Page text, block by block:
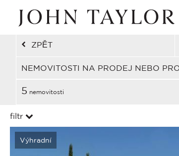
ZPĚT
NEMOVITOSTI NA PRODEJ NEBO
5 nemovitosti
filtr
Výhradní